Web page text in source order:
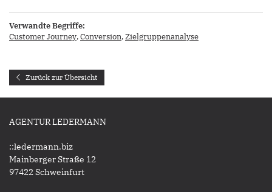
Verwandte Begriffe:
Customer Journey,Conversion,Zielgruppenanalyse
Zurück zur Übersicht
AGENTUR LEDERMANN
::ledermann.biz
Mainberger Straße 12
97422 Schweinfurt